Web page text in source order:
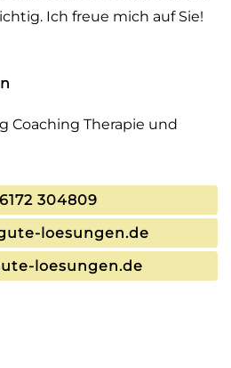
Ich freue mich auf Sie!
Coaching Therapie und
304809
loesungen.de
loesungen.de